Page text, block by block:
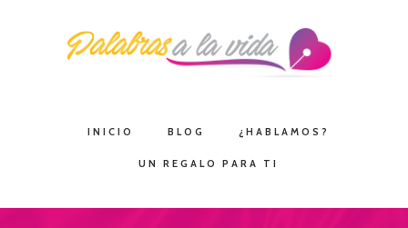
contenido
INICIO BLOG ¿HABLAMOS?
UN REGALO PARA TI